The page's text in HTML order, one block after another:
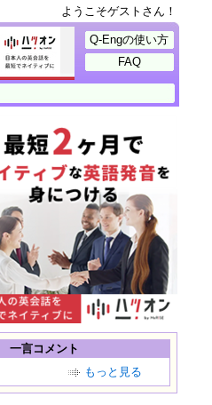
ようこそゲストさん！
Q-Engの使い方
FAQ
一言コメント
もっと見る